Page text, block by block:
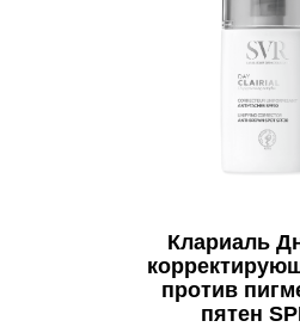
Клариаль
против
пятен